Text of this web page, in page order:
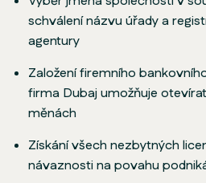
schválení názvu úřady a
agentury
Založení firemního
firma Dubaj umožňuje
měnách
Získání všech nezbytných
návaznosti na povahu